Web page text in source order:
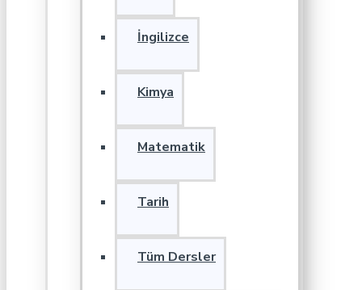
İngilizce
Kimya
Matematik
Tarih
Tüm Dersler